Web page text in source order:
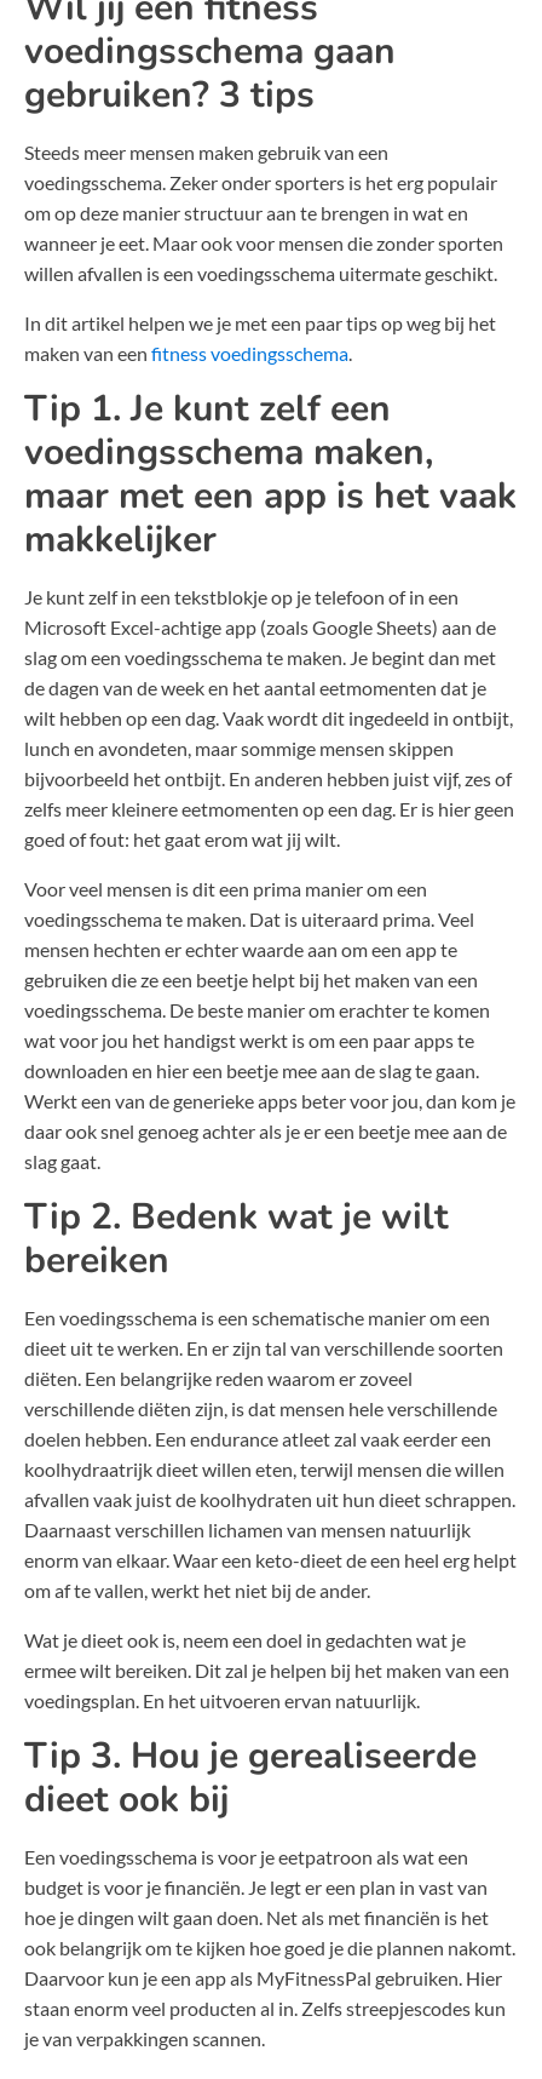
voedingsschema gaan
gebruiken? 3 tips
Steeds meer mensen maken gebruik van een
voedingsschema. Zeker onder sporters is het erg populair
om op deze manier structuur aan te brengen in wat en
wanneer je eet. Maar ook voor mensen die zonder sporten
willen afvallen is een voedingsschema uitermate geschikt.
In dit artikel helpen we je met een paar tips op weg bij het
maken van een fitness voedingsschema
Tip 1. Je kunt zelf een
voedingsschema maken,
maar met een app is het vaak
makkelijker
Je kunt zelf in een tekstblokje op je telefoon of in een
Microsoft Excel-achtige app (zoals Google Sheets) aan de
slag om een voedingsschema te maken. Je begint dan met
de dagen van de week en het aantal eetmomenten dat je
wilt hebben op een dag. Vaak wordt dit ingedeeld in ontbijt,
lunch en avondeten, maar sommige mensen skippen
bijvoorbeeld het ontbijt. En anderen hebben juist vijf, zes of
zelfs meer kleinere eetmomenten op een dag. Er is hier geen
goed of fout: het gaat erom wat jij wilt.
Voor veel mensen is dit een prima manier om een
voedingsschema te maken. Dat is uiteraard prima. Veel
mensen hechten er echter waarde aan om een app te
gebruiken die ze een beetje helpt bij het maken van een
voedingsschema. De beste manier om erachter te komen
wat voor jou het handigst werkt is om een paar apps te
downloaden en hier een beetje mee aan de slag te gaan.
Werkt een van de generieke apps beter voor jou, dan kom je
daar ook snel genoeg achter als je er een beetje mee aan de
slag gaat.
Tip 2. Bedenk wat je wilt
bereiken
Een voedingsschema is een schematische manier om een
dieet uit te werken. En er zijn tal van verschillende soorten
diëten. Een belangrijke reden waarom er zoveel
verschillende diëten zijn, is dat mensen hele verschillende
doelen hebben. Een endurance atleet zal vaak eerder een
koolhydraatrijk dieet willen eten, terwijl mensen die willen
afvallen vaak juist de koolhydraten uit hun dieet schrappen.
Daarnaast verschillen lichamen van mensen natuurlijk
enorm van elkaar. Waar een keto-dieet de een heel erg helpt
om af te vallen, werkt het niet bij de ander.
Wat je dieet ook is, neem een doel in gedachten wat je
ermee wilt bereiken. Dit zal je helpen bij het maken van een
voedingsplan. En het uitvoeren ervan natuurlijk.
Tip 3. Hou je gerealiseerde
dieet ook bij
Een voedingsschema is voor je eetpatroon als wat een
budget is voor je financiën. Je legt er een plan in vast van
hoe je dingen wilt gaan doen. Net als met financiën is het
ook belangrijk om te kijken hoe goed je die plannen nakomt.
Daarvoor kun je een app als MyFitnessPal gebruiken. Hier
staan enorm veel producten al in. Zelfs streepjescodes kun
je van verpakkingen scannen.